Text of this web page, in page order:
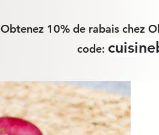
Obtenez 10% de rabais chez
code: